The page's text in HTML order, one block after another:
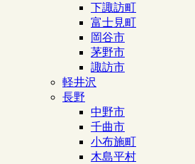
下諏訪町
富士見町
岡谷市
茅野市
諏訪市
軽井沢
長野
中野市
千曲市
小布施町
木島平村